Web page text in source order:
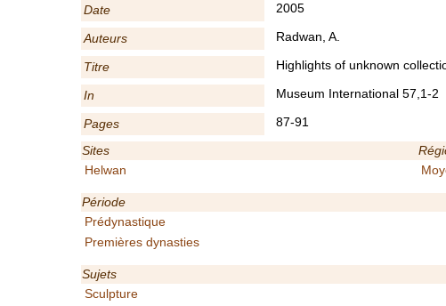
Date 2005
Auteurs Radwan, A.
Titre Highlights of unknown
In Museum International 57,1-2
Pages
87-91
Sites
Helwan
Période
Prédynastique
Premières dynasties
Sujets
Sculpture